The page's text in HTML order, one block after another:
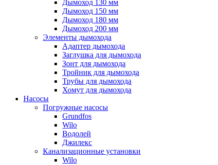
Дымоход 130 мм
Дымоход 150 мм
Дымоход 180 мм
Дымоход 200 мм
Элементы дымохода
Адаптер дымохода
Заглушка для дымохода
Зонт для дымохода
Тройник для дымохода
Трубы для дымохода
Хомут для дымохода
Насосы
Погружные насосы
Grundfos
Wilo
Водолей
Джилекс
Канализационные установки
Wilo